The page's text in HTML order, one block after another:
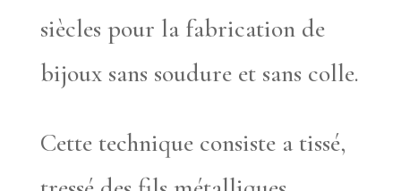
siècles pour la fabrication de
bijoux sans soudure et sans colle.
Cette technique consiste a tissé,